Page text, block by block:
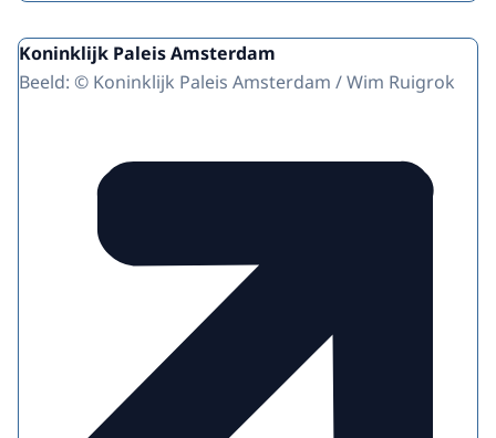
Koninklijk Paleis Amsterdam
Beeld: © Koninklijk Paleis Amsterdam / Wim Ruigrok